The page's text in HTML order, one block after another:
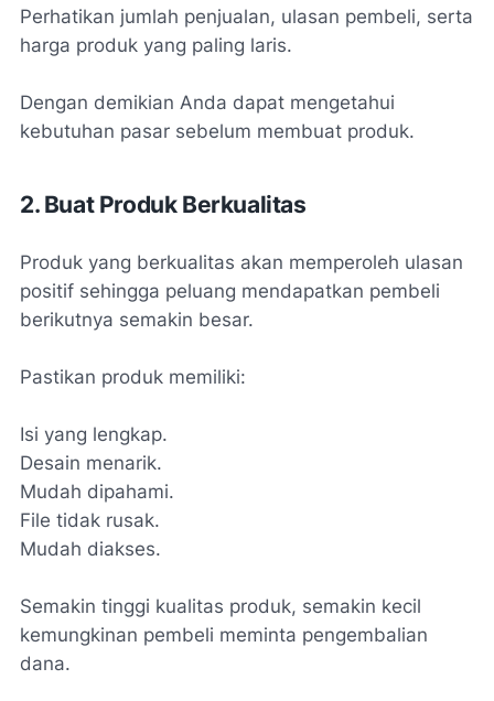
Perhatikan jumlah penjualan, ulasan pembeli, serta
harga produk yang paling laris.
Dengan demikian Anda dapat mengetahui
kebutuhan pasar sebelum membuat produk.
2. Buat Produk Berkualitas
Produk yang berkualitas akan memperoleh ulasan
positif sehingga peluang mendapatkan pembeli
berikutnya semakin besar.
Pastikan produk memiliki:
Isi yang lengkap.
Desain menarik.
Mudah dipahami.
File tidak rusak.
Mudah diakses.
Semakin tinggi kualitas produk, semakin kecil
kemungkinan pembeli meminta pengembalian
dana.